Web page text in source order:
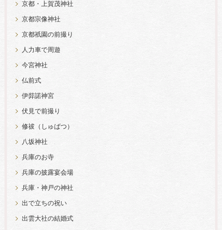
京都・上賀茂神社
京都宗像神社
京都祇園の前撮り
人力車で周遊
今宮神社
仏前式
伊弉諾神宮
伏見で前撮り
修祓（しゅばつ）
八坂神社
兵庫のお寺
兵庫の披露宴会場
兵庫・神戸の神社
出で立ちの祝い
出雲大社の結婚式